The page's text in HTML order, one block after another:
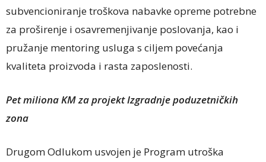
subvencioniranje troškova nabavke opreme potrebne
za proširenje i osavremenjivanje poslovanja, kao i
pružanje mentoring usluga s ciljem povećanja
kvaliteta proizvoda i rasta zaposlenosti.
Pet miliona KM za projekt Izgradnje poduzetničkih
zona
Drugom Odlukom usvojen je Program utroška